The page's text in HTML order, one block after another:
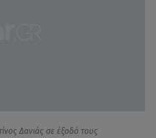
Δανιάς σε έξοδό τους